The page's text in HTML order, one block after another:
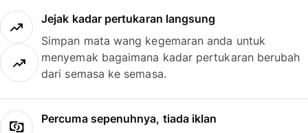
Jejak kadar pertukaran langsung
Simpan mata wang kegemaran anda untuk
menyemak bagaimana kadar pertukaran berubah
dari semasa ke semasa.
Percuma sepenuhnya, tiada iklan